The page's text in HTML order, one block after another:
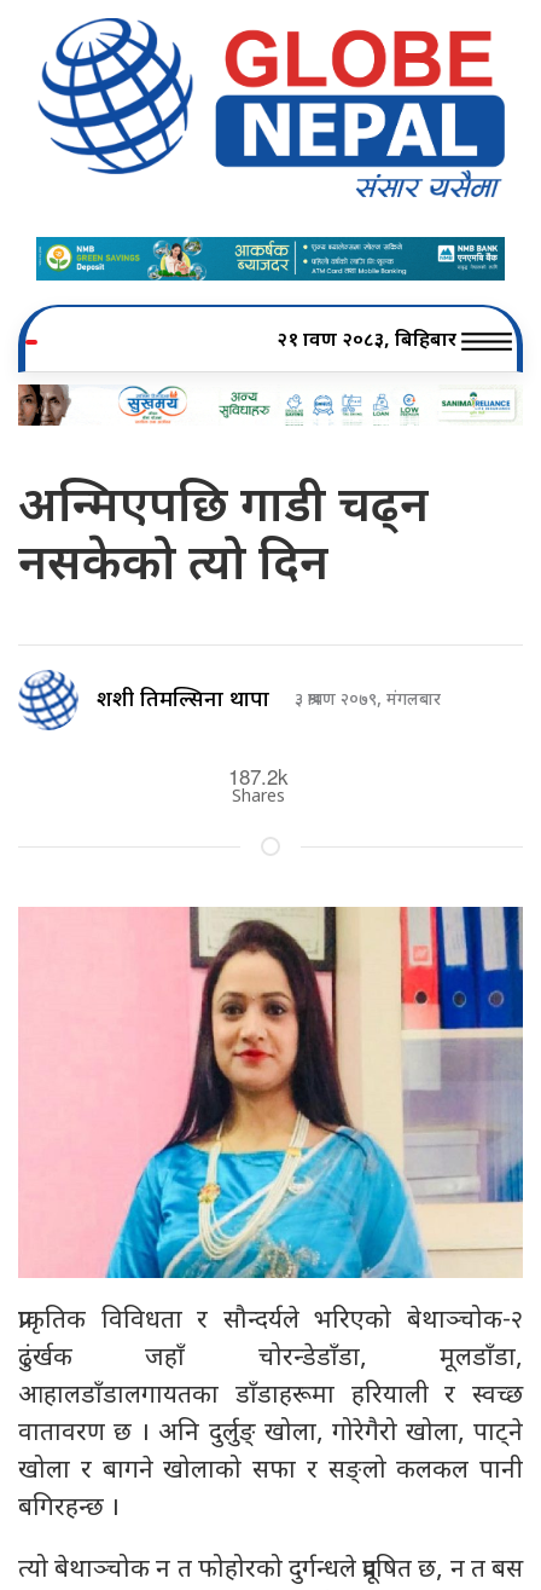
२१ श्रावण २०८३, बिहिबार
अन्मिएपछि गाडी चढ्न
नसकेको त्यो दिन
शशी तिमल्सिना थापा ३ श्रावण २०७९, मंगलबार
187.2k
Shares
प्राकृतिक विविधता र सौन्दर्यले भरिएको बेथाञ्चोक-२
ढुंर्खक जहाँ चोरन्डेडाँडा, मूलडाँडा,
आहालडाँडालगायतका डाँडाहरूमा हरियाली र स्वच्छ
वातावरण छ । अनि दुर्लुङ् खोला, गोरेगैरो खोला, पाट्ने
खोला र बागने खोलाको सफा र सङ्लो कलकल पानी
बगिरहन्छ ।
त्यो बेथाञ्चोक न त फोहोरको दुर्गन्धले प्रदूषित छ, न त बस